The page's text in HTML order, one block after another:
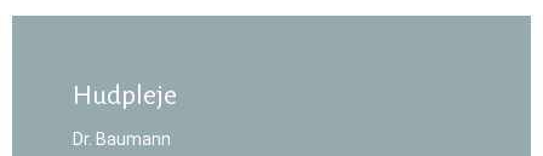
Hudpleje
Dr. Baumann